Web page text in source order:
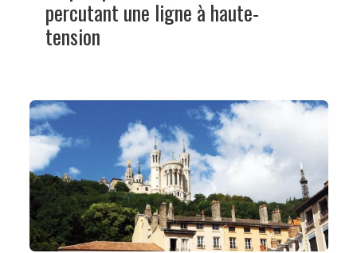
percutant une ligne à haute-
tension